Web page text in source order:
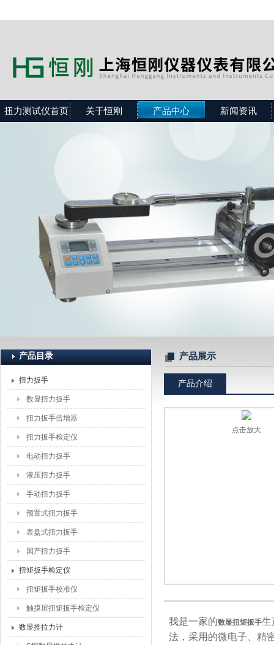
扭力测试仪首页 关于恒刚 产品中心 新闻资讯
产品目录
扭力扳手
数显扭力扳手
扭力扳手倍增器
扭力扳手检定仪
电动扭力扳手
液压扭力扳手
手动扭力扳手
预置式扭力扳手
表盘式扭力扳手
国产扭力扳手
扭矩扳手检定仪
扭矩扳手校准仪
触摸屏扭矩扳手检定仪
数显推拉力计
产品展示
产品介绍
点击放大
我是一家的数显扭矩扳手生
法，采用的微电子、精